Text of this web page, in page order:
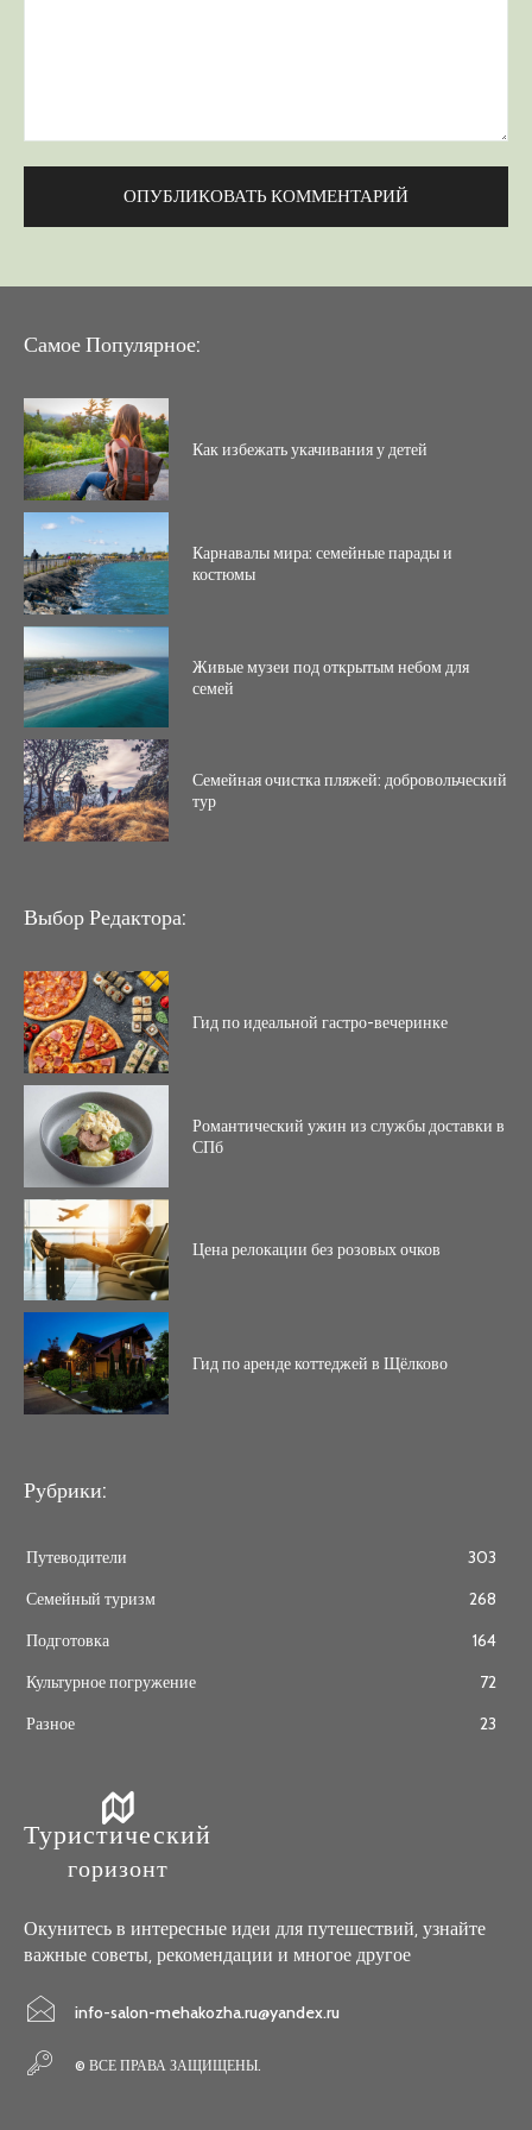
Самое Популярное:
Как избежать укачивания у детей
Карнавалы мира: семейные парады и
костюмы
Живые музеи под открытым небом для
семей
Семейная очистка пляжей: добровольческий
тур
Выбор Редактора:
Гид по идеальной гастро-вечеринке
Романтический ужин из службы доставки в
СПб
Цена релокации без розовых очков
Гид по аренде коттеджей в Щёлково
Рубрики:
Путеводители
303
Семейный туризм
268
Подготовка
164
Культурное погружение
72
Разное
23
Туристический
горизонт
Окунитесь в интересные идеи для путешествий, узнайте
важные советы, рекомендации и многое другое
info-salon-mehakozha.ru@yandex.ru
© ВСЕ ПРАВА ЗАЩИЩЕНЫ.